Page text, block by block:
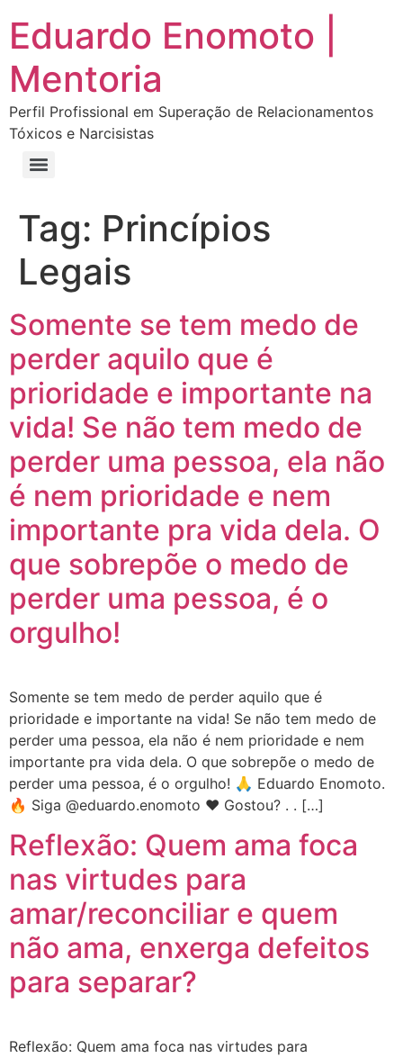
Eduardo Enomoto |
Mentoria
Perfil Profissional em Superação de Relacionamentos
Tóxicos e Narcisistas
Tag: Princípios
Legais
Somente se tem medo de
perder aquilo que é
prioridade e importante na
vida! Se não tem medo de
perder uma pessoa, ela não
é nem prioridade e nem
importante pra vida dela. O
que sobrepõe o medo de
perder uma pessoa, é o
orgulho!
Somente se tem medo de perder aquilo que é
prioridade e importante na vida! Se não tem medo de
perder uma pessoa, ela não é nem prioridade e nem
importante pra vida dela. O que sobrepõe o medo de
perder uma pessoa, é o orgulho! 🙏 Eduardo Enomoto.
🔥 Siga @eduardo.enomoto ❤️ Gostou? . . […]
Reflexão: Quem ama foca
nas virtudes para
amar/reconciliar e quem
não ama, enxerga defeitos
para separar?
Reflexão: Quem ama foca nas virtudes para